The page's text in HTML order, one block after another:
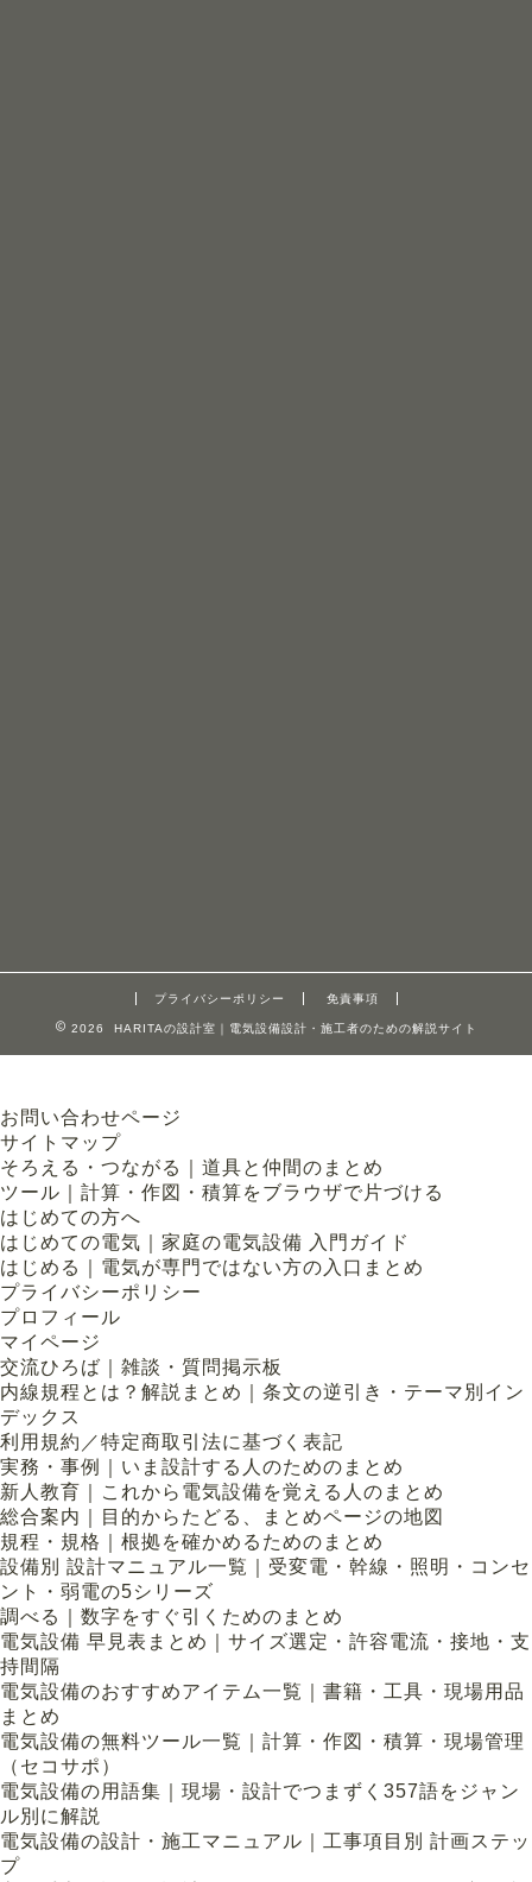
プライバシーポリシー 免責事項
2026 HARITAの設計室｜電気設備設計・施工者のための解説サイト
お問い合わせページ
サイトマップ
そろえる・つながる｜道具と仲間のまとめ
ツール｜計算・作図・積算をブラウザで片づける
はじめての方へ
はじめての電気｜家庭の電気設備 入門ガイド
はじめる｜電気が専門ではない方の入口まとめ
プライバシーポリシー
プロフィール
マイページ
交流ひろば｜雑談・質問掲示板
内線規程とは？解説まとめ｜条文の逆引き・テーマ別イン
デックス
利用規約／特定商取引法に基づく表記
実務・事例｜いま設計する人のためのまとめ
新人教育｜これから電気設備を覚える人のまとめ
総合案内｜目的からたどる、まとめページの地図
規程・規格｜根拠を確かめるためのまとめ
設備別 設計マニュアル一覧｜受変電・幹線・照明・コンセ
ント・弱電の5シリーズ
調べる｜数字をすぐ引くためのまとめ
電気設備 早見表まとめ｜サイズ選定・許容電流・接地・支
持間隔
電気設備のおすすめアイテム一覧｜書籍・工具・現場用品
まとめ
電気設備の無料ツール一覧｜計算・作図・積算・現場管理
（セコサポ）
電気設備の用語集｜現場・設計でつまずく357語をジャン
ル別に解説
電気設備の設計・施工マニュアル｜工事項目別 計画ステッ
プ